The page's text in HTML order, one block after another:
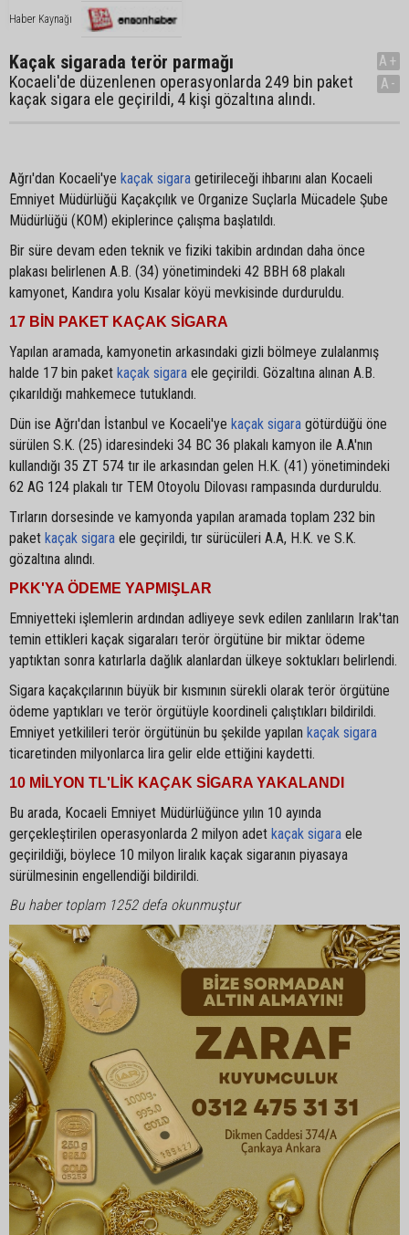
Haber Kaynağı
Kaçak sigarada terör parmağı
Kocaeli'de düzenlenen operasyonlarda 249 bin paket
kaçak sigara ele geçirildi, 4 kişi gözaltına alındı.
A+
A-
Ağrı'dan Kocaeli'ye kaçak sigara getirileceği ihbarını alan Kocaeli
Emniyet Müdürlüğü Kaçakçılık ve Organize Suçlarla Mücadele Şube
Müdürlüğü (KOM) ekiplerince çalışma başlatıldı.
Bir süre devam eden teknik ve fiziki takibin ardından daha önce
plakası belirlenen A.B. (34) yönetimindeki 42 BBH 68 plakalı
kamyonet, Kandıra yolu Kısalar köyü mevkisinde durduruldu.
17 BİN PAKET KAÇAK SİGARA
Yapılan aramada, kamyonetin arkasındaki gizli bölmeye zulalanmış
halde 17 bin paket kaçak sigara ele geçirildi. Gözaltına alınan A.B.
çıkarıldığı mahkemece tutuklandı.
Dün ise Ağrı'dan İstanbul ve Kocaeli'ye kaçak sigara götürdüğü öne
sürülen S.K. (25) idaresindeki 34 BC 36 plakalı kamyon ile A.A'nın
kullandığı 35 ZT 574 tır ile arkasından gelen H.K. (41) yönetimindeki
62 AG 124 plakalı tır TEM Otoyolu Dilovası rampasında durduruldu.
Tırların dorsesinde ve kamyonda yapılan aramada toplam 232 bin
paket kaçak sigara ele geçirildi, tır sürücüleri A.A, H.K. ve S.K.
gözaltına alındı.
PKK'YA ÖDEME YAPMIŞLAR
Emniyetteki işlemlerin ardından adliyeye sevk edilen zanlıların Irak'tan
temin ettikleri kaçak sigaraları terör örgütüne bir miktar ödeme
yaptıktan sonra katırlarla dağlık alanlardan ülkeye soktukları belirlendi.
Sigara kaçakçılarının büyük bir kısmının sürekli olarak terör örgütüne
ödeme yaptıkları ve terör örgütüyle koordineli çalıştıkları bildirildi.
Emniyet yetkilileri terör örgütünün bu şekilde yapılan kaçak sigara
ticaretinden milyonlarca lira gelir elde ettiğini kaydetti.
10 MİLYON TL'LİK KAÇAK SİGARA YAKALANDI
Bu arada, Kocaeli Emniyet Müdürlüğünce yılın 10 ayında
gerçekleştirilen operasyonlarda 2 milyon adet kaçak sigara ele
geçirildiği, böylece 10 milyon liralık kaçak sigaranın piyasaya
sürülmesinin engellendiği bildirildi.
Bu haber toplam 1252 defa okunmuştur